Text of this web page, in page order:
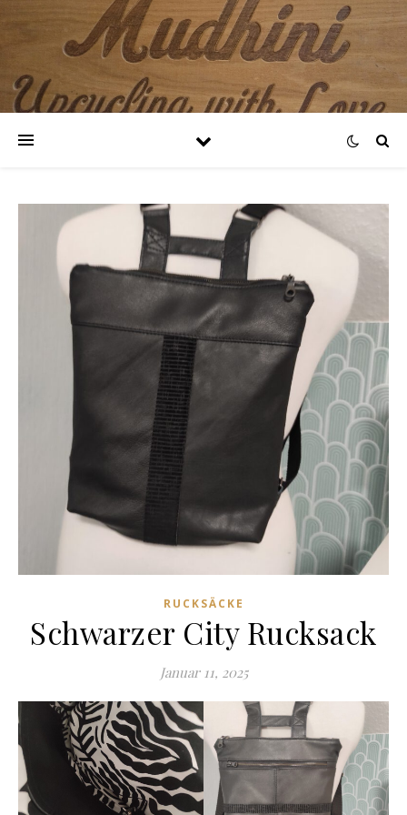
RUCKSÄCKE
Schwarzer City Rucksack
Januar 11, 2025